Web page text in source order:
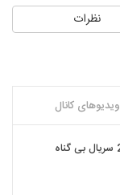
نظرات
ویدیوهای کانال